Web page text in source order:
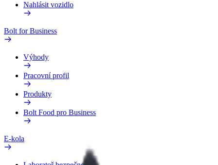
Nahlásit vozidlo
Bolt for Business
Výhody
Pracovní profil
Produkty
Bolt Food pro Business
E-kola